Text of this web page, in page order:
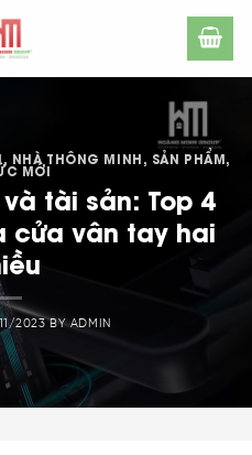
, NHÀ THÔNG MINH, SẢN PHẨM,
MỚI
tài sản: Top 4
cửa vân tay hai
2023 BYADMIN